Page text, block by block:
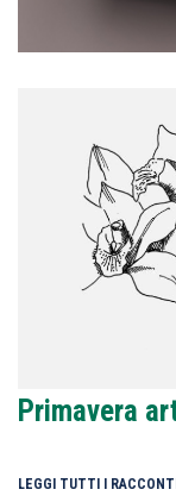
Primavera
LEGGI TUTTI I